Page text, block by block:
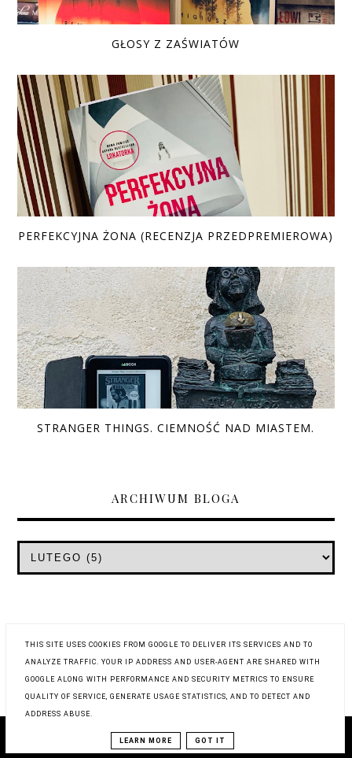
GŁOSY Z ZAŚWIATÓW
PERFEKCYJNA ŻONA (RECENZJA PRZEDPREMIEROWA)
STRANGER THINGS. CIEMNOŚĆ NAD MIASTEM.
ARCHIWUM BLOGA
BLOG DESIGN: KAROGRAFIA.PL
THIS SITE USES COOKIES FROM GOOGLE TO DELIVER ITS SERVICES AND TO
ANALYZE TRAFFIC. YOUR IP ADDRESS AND USER-AGENT ARE SHARED WITH
GOOGLE ALONG WITH PERFORMANCE AND SECURITY METRICS TO ENSURE
QUALITY OF SERVICE, GENERATE USAGE STATISTICS, AND TO DETECT AND
ADDRESS ABUSE.
LEARN MORE GOT IT